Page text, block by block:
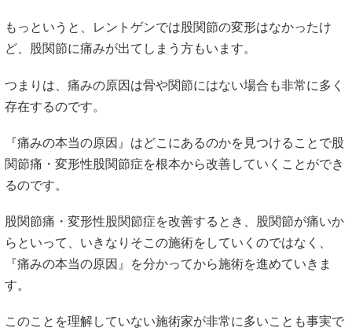
もっというと、レントゲンでは股関節の変形はなかったけ
ど、股関節に痛みが出てしまう方もいます。
つまりは、痛みの原因は骨や関節にはない場合も非常に多く
存在するのです。
『痛みの本当の原因』はどこにあるのかを見つけることで股
関節痛・変形性股関節症を根本から改善していくことができ
るのです。
股関節痛・変形性股関節症を改善するとき、股関節が痛いか
らといって、いきなりそこの施術をしていくのではなく、
『痛みの本当の原因』を分かってから施術を進めていきま
す。
このことを理解していない施術家が非常に多いことも事実で